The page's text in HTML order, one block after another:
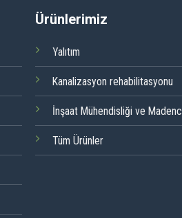
Ürünlerimiz
Yalıtım
Kanalizasyon rehabilitasyonu
İnşaat Mühendisliği ve
Tüm Ürünler